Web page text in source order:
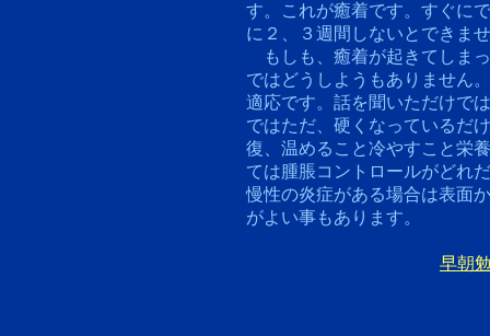
す。これが癒着です。すぐに
に２、３週間しないとできま
もしも、癒着が起きてしま
ではどうしようもありません
適応です。話を聞いただけで
ではただ、硬くなっているだ
復、温めること冷やすこと栄
ては腫脹コントロールがどれ
慢性の炎症がある場合は表面
がよい事もあります。
早朝